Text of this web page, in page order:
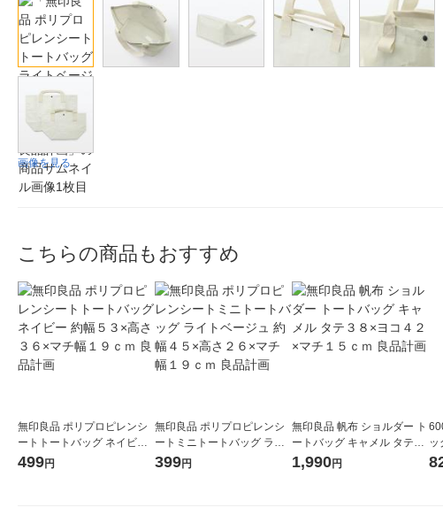
画像を見る
こちらの商品もおすすめ
無印良品 ポリプロピレンシ
ートトートバッグ ネイビー
約幅５３×高さ３６×マチ幅
499円
無印良品 ポリプロピレンシ
ートミニトートバッグ ライ
トベージュ 約幅４５×高さ２
399円
無印良品 帆布 ショルダー ト
ートバッグ キャメル タテ３
８×ヨコ４２×マチ１５ｃｍ
良品計画
1,990円
ッ